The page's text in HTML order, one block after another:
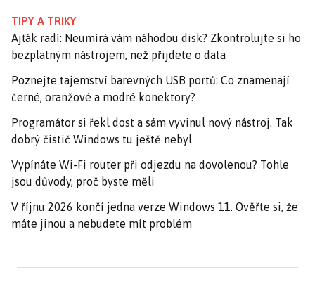
TIPY A TRIKY
Ajťák radí: Neumírá vám náhodou disk? Zkontrolujte si ho
bezplatným nástrojem, než přijdete o data
Poznejte tajemství barevných USB portů: Co znamenají
černé, oranžové a modré konektory?
Programátor si řekl dost a sám vyvinul nový nástroj. Tak
dobrý čistič Windows tu ještě nebyl
Vypínáte Wi-Fi router při odjezdu na dovolenou? Tohle
jsou důvody, proč byste měli
V říjnu 2026 končí jedna verze Windows 11. Ověřte si, že
máte jinou a nebudete mít problém